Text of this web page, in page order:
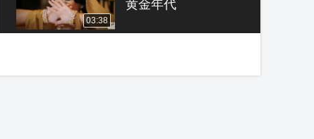
03:38
黄金年代
《苏爷带您逛北京》